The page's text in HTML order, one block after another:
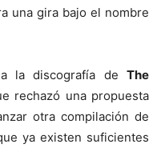
una gira bajo el nombre
la discografía de The
rechazó una propuesta
otra compilación de
ya existen suficientes